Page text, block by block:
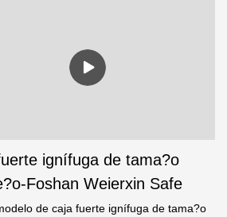
Elección de 3 tama?os, versiones de 2, 3
ignífuga de tama?o
Foshan Weierxin Safe
de caja fuerte ignífuga de tama?o